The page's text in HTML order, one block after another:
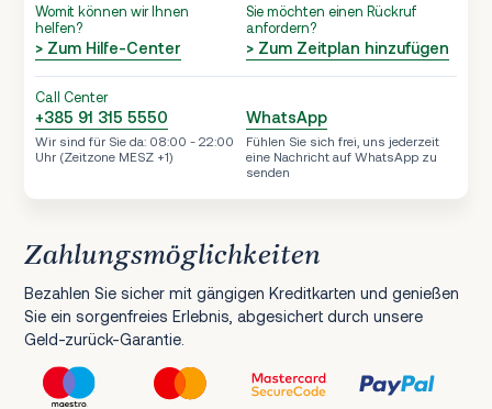
Womit können wir Ihnen
helfen?
> Zum Hilfe-Center
Sie möchten einen Rückruf
anfordern?
> Zum Zeitplan hinzufügen
Call Center
+385 91 315 5550
Wir sind für Sie da: 08:00 - 22:00
Uhr (Zeitzone MESZ +1)
WhatsApp
Fühlen Sie sich frei, uns jederzeit
eine Nachricht auf WhatsApp zu
senden
Zahlungsmöglichkeiten
Bezahlen Sie sicher mit gängigen Kreditkarten und genießen
Sie ein sorgenfreies Erlebnis, abgesichert durch unsere
Geld-zurück-Garantie.